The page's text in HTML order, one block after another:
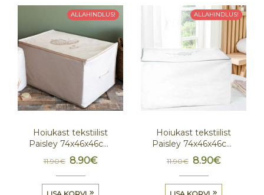
ALLAHINDLUS!
Hoiukast tekstiilist
Paisley 74x46x46cm
Beeź
11.90€ 8.90€
ALLAHINDLUS!
Hoiukast tekstiilist
Paisley 74x46x46cm
Valge
11.90€ 8.90€